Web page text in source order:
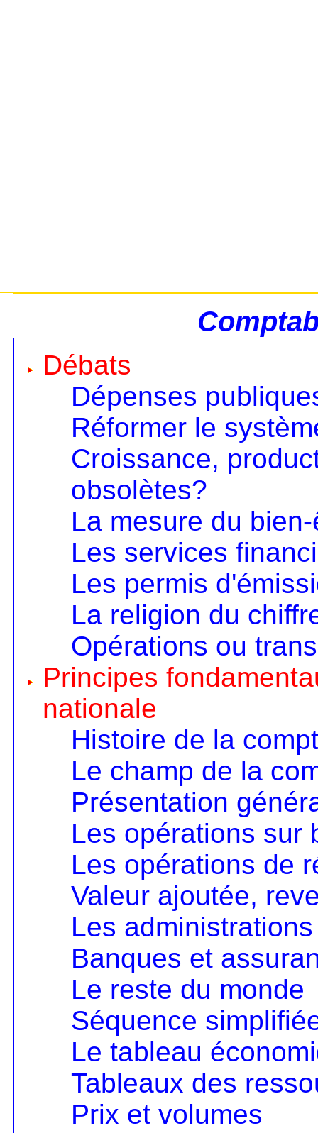
Débats
Dépenses
Réformer le
Croissance,
obsolètes?
La mesure du
Les services
Les permis
La religion du
Opérations ou
Principes
nationale
Histoire de la
Le champ de la
Présentation
Les opérations sur
Les opérations de
Valeur ajoutée,
Les
Banques et
Le reste du monde
Séquence
Le tableau
Tableaux des
Prix et volumes